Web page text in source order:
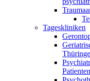
Tageskliniken